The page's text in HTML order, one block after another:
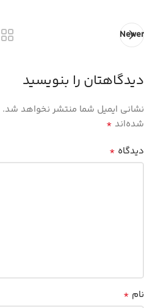
Newer
دیدگاهتان را بنویسید
نشانی ایمیل شما منتشر نخواهد شد.
شده‌اند *
دیدگاه *
نام *